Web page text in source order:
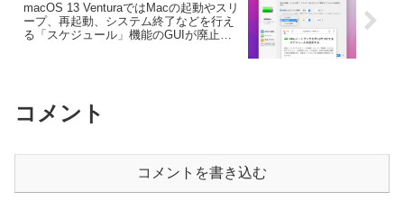
macOS 13 VenturaではMacの起動やスリ
ープ、再起動、システム終了などを行え
る「スケジュール」機能のGUIが廃止さ
コメント
コメントを書き込む